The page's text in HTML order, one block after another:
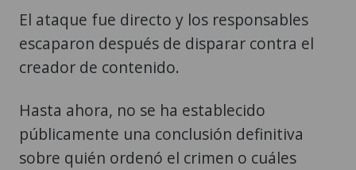
El ataque fue directo y los responsables
escaparon después de disparar contra el
creador de contenido.
Hasta ahora, no se ha establecido
públicamente una conclusión definitiva
sobre quién ordenó el crimen o cuáles